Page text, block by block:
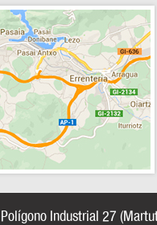
Polígono Industrial 27